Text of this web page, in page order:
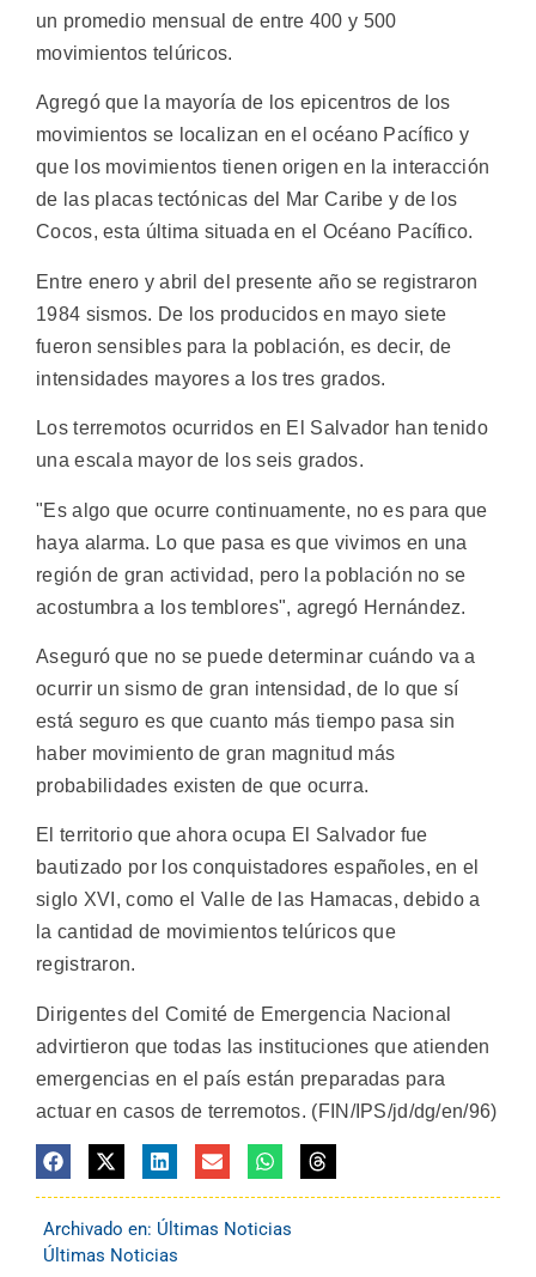
un promedio mensual de entre 400 y 500
movimientos telúricos.
Agregó que la mayoría de los epicentros de los
movimientos se localizan en el océano Pacífico y
que los movimientos tienen origen en la interacción
de las placas tectónicas del Mar Caribe y de los
Cocos, esta última situada en el Océano Pacífico.
Entre enero y abril del presente año se registraron
1984 sismos. De los producidos en mayo siete
fueron sensibles para la población, es decir, de
intensidades mayores a los tres grados.
Los terremotos ocurridos en El Salvador han tenido
una escala mayor de los seis grados.
"Es algo que ocurre continuamente, no es para que
haya alarma. Lo que pasa es que vivimos en una
región de gran actividad, pero la población no se
acostumbra a los temblores", agregó Hernández.
Aseguró que no se puede determinar cuándo va a
ocurrir un sismo de gran intensidad, de lo que sí
está seguro es que cuanto más tiempo pasa sin
haber movimiento de gran magnitud más
probabilidades existen de que ocurra.
El territorio que ahora ocupa El Salvador fue
bautizado por los conquistadores españoles, en el
siglo XVI, como el Valle de las Hamacas, debido a
la cantidad de movimientos telúricos que
registraron.
Dirigentes del Comité de Emergencia Nacional
advirtieron que todas las instituciones que atienden
emergencias en el país están preparadas para
actuar en casos de terremotos. (FIN/IPS/jd/dg/en/96)
Archivado en: Últimas Noticias
Últimas Noticias